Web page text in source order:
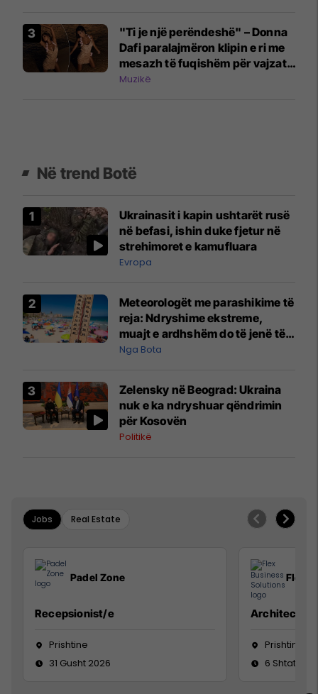
"Ti je një perëndeshë" – Donna
Dafi paralajmëron klipin e ri me
mesazh të fuqishëm për vajzat
dhe gratë
Muzikë
Në trend Botë
Ukrainasit i kapin ushtarët rusë
në befasi, ishin duke fjetur në
strehimoret e kamufluara
Evropa
Meteorologët me parashikime të
reja: Ndryshime ekstreme,
muajt e ardhshëm do të jenë të
pazakontë
Nga Bota
Zelensky në Beograd: Ukraina
nuk e ka ndryshuar qëndrimin
për Kosovën
Politikë
Jobs Real Estate
Padel Zone
Recepsionist/e
Prishtine
31 Gusht 2026
Flex
Architect
Prishtinë
6 Shtator